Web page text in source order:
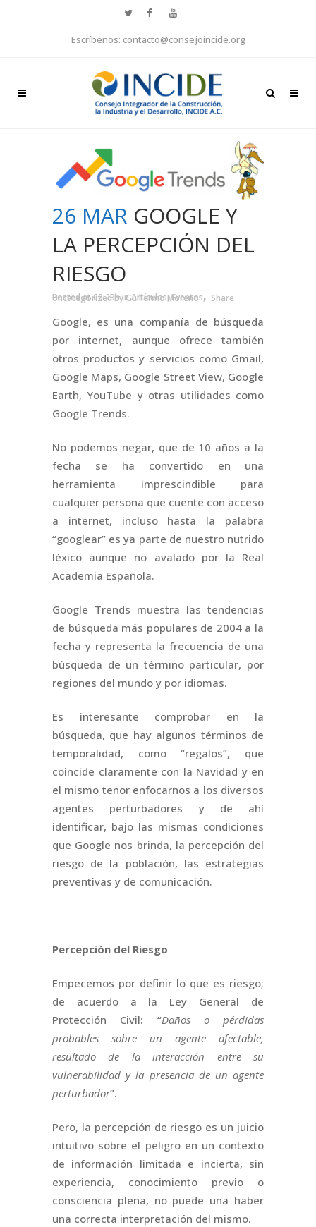
Escríbenos: contacto@consejoincide.org
26 MAR GOOGLE Y
LA PERCEPCIÓN DEL
RIESGO
Posted at 00:23hinArtículos,Eventos,
Uncategorized byGuillermo Moreno Share
Google, es una compañía de búsqueda
por internet, aunque ofrece también
otros productos y servicios como Gmail,
Google Maps, Google Street View, Google
Earth, YouTube y otras utilidades como
Google Trends.
No podemos negar, que de 10 años a la
fecha se ha convertido en una
herramienta imprescindible para
cualquier persona que cuente con acceso
a internet, incluso hasta la palabra
“googlear” es ya parte de nuestro nutrido
léxico aunque no avalado por la Real
Academia Española.
Google Trends muestra las tendencias
de búsqueda más populares de 2004 a la
fecha y representa la frecuencia de una
búsqueda de un término particular, por
regiones del mundo y por idiomas.
Es interesante comprobar en la
búsqueda, que hay algunos términos de
temporalidad, como “regalos”, que
coincide claramente con la Navidad y en
el mismo tenor enfocarnos a los diversos
agentes perturbadores y de ahí
identificar, bajo las mismas condiciones
que Google nos brinda, la percepción del
riesgo de la población, las estrategias
preventivas y de comunicación.
Percepción del Riesgo
Empecemos por definir lo que es riesgo;
de acuerdo a la Ley General de
Protección Civil: “Daños o pérdidas
probables sobre un agente afectable,
resultado de la interacción entre su
vulnerabilidad y la presencia de un agente
perturbador”.
Pero, la percepción de riesgo es un juicio
intuitivo sobre el peligro en un contexto
de información limitada e incierta, sin
experiencia, conocimiento previo o
consciencia plena, no puede una haber
una correcta interpretación del mismo.